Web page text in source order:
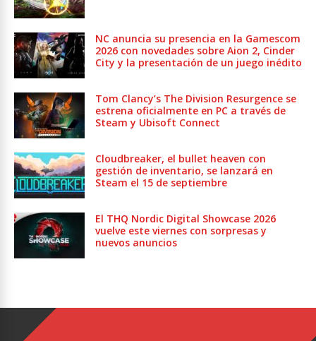
NC anuncia su presencia en la Gamescom
2026 con novedades sobre Aion 2, Cinder
City y la presentación de un juego inédito
Tom Clancy’s The Division Resurgence se
estrena oficialmente en PC a través de
Steam y Ubisoft Connect
Cloudbreaker, el bullet heaven con
gestión de inventario, se lanzará en
Steam el 15 de septiembre
El THQ Nordic Digital Showcase 2026
vuelve este viernes con sorpresas y
nuevos anuncios